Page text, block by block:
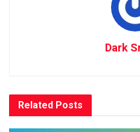
Dark
Related Posts